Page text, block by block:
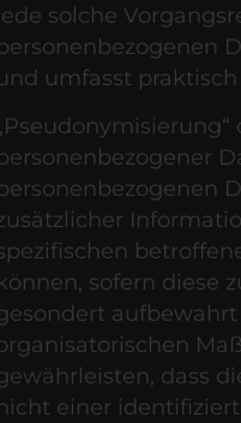
solche
umfasst
sofern diese
dass
einer